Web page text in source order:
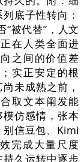
底子性转向：
“被代替”，人文
在人类全面进
之间的价值差
实正安定的根
未成熟之前，
取文本阐发能
仿感情，张本
别信豆包、Kimi
完成大量尺度
久运转中逐步